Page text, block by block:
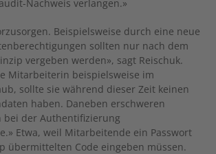
Nachweis verlangen.»
Beispielsweise durch eine neue
sollten nur nach dem
vergeben werden», sagt Reischuk.
Mitarbeiterin beispielsweise im
sollte sie während dieser Zeit keinen
haben. Daneben erschweren
bei der Authentifizierung
Etwa, weil Mitarbeitende ein Passwort
übermittelten Code eingeben müssen.